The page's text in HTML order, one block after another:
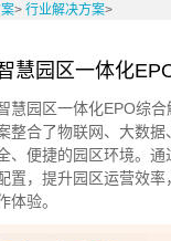
> 行业解决方案>
慧园区一体化
慧园区一体化EPO综
整合了物联网、大数
、便捷的园区环境。
置，提升园区运营效
体验。